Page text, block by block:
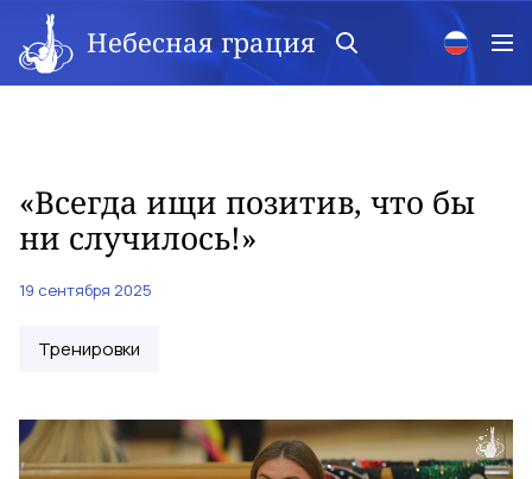
Небесная грация
«Всегда ищи позитив, что бы
ни случилось!»
19 сентября 2025
Тренировки